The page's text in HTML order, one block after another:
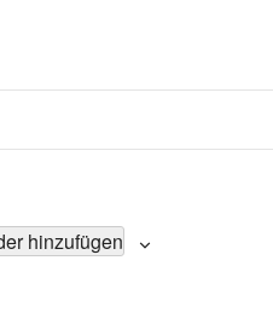
hinzufügen